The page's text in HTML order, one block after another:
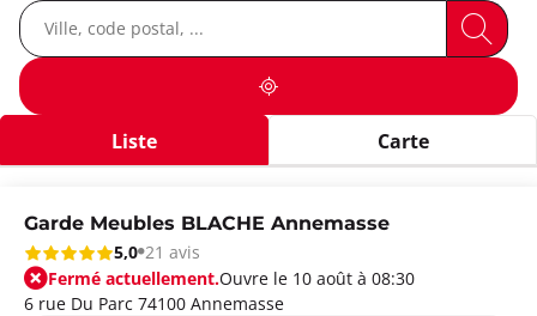
Liste Carte
Garde Meubles BLACHE Annemasse
5,0 21 avis
Fermé actuellement.Ouvre le 10 août à 08:30
6 rue Du Parc 74100 Annemasse